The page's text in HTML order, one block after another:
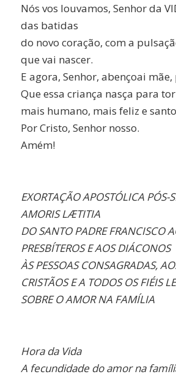
Nós vos louvamos, Senhor da
das batidas
do novo coração, com a
que vai nascer.
E agora, Senhor, abençoai
Que essa criança nasça para
mais humano, mais feliz e
Por Cristo, Senhor nosso.
Amém!
EXORTAÇÃO APOSTÓLICA PÓS-
AMORIS LÆTITIA
DO SANTO PADRE FRANCISCO
PRESBÍTEROS E AOS DIÁCONOS
ÀS PESSOAS CONSAGRADAS,
CRISTÃOS E A TODOS OS FIÉIS
SOBRE O AMOR NA FAMÍLIA
Hora da Vida
A fecundidade do amor na